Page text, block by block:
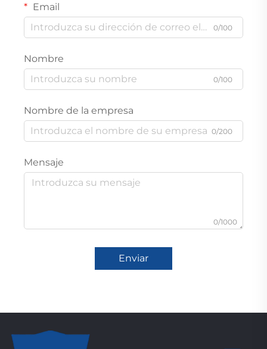
Email
0/100
Nombre
0/100
Nombre de la empresa
0/200
Mensaje
0/1000
Enviar